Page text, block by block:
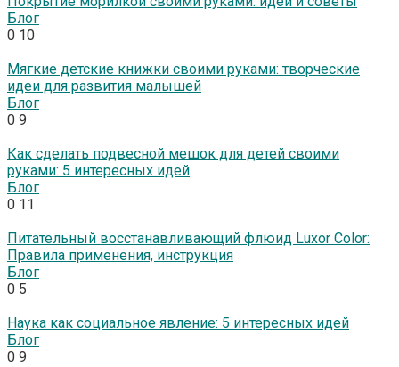
Блог
0 10
Мягкие детские книжки своими руками: творческие
идеи для развития малышей
Блог
0 9
Как сделать подвесной мешок для детей своими
руками: 5 интересных идей
Блог
0 11
Питательный восстанавливающий флюид Luxor Color:
Правила применения, инструкция
Блог
0 5
Наука как социальное явление: 5 интересных идей
Блог
0 9